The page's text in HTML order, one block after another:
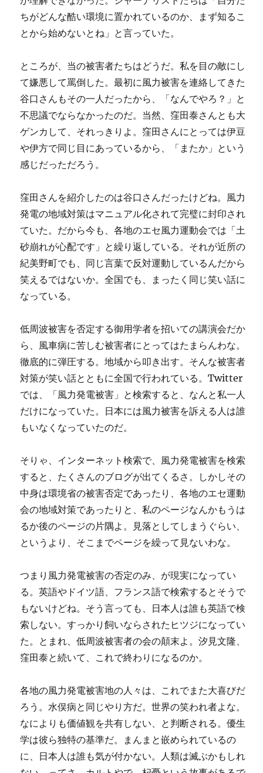
ちがどんな酷い環境に置かれているのか、まず知るこ
とから始めないとね」と言っていた。
ところが、当の被害者たちはどうだ。私を目の敵にし
て嫌悪して罵倒した。最初に風力被害を連絡してきた
谷口さんもその一人だったから、「なんでやろ？」と
不思議でならなかったのだ。当然、窪田泰さんとも大
ゲンカして、それっきりよ。窪田さんにとっては伊豆
や伊方で同じ目にあっているから、「またか」という
感じだっただろう。
窪田さんを紹介したのは谷口さんだったけどね。風力
発電の地域対策はマニュアル化されて完璧に封印され
ていた。だから今も、各地のエセ風力運動会では「土
砂崩れが心配です」と繰り返している。それが近所の
紀美野町でも、同じ言葉で反対運動しているんだから
笑えるではないか。全国でも、まったく同じ笑い話に
なっている。
低周波被害を否定する御用学者を招いての講演会だか
ら、風車病に苦しむ被害者にとってはたまらんわな。
徹底的に弾圧する。地域から叩き出す。そんな被害者
対策が笑い話とともに全国で行われている。Twitter
では、「風力発電被害」と検索すると、なんと私一人
だけになっていた。日本には風力被害を訴える人は誰
もいなくなっていたのだ。
そりゃ、インターネット検索で、風力発電被害を検索
すると、たくさんのブログが出てくるさ。しかしその
中身は環境省の被害否定であったり、各地のエセ運動
会の地域対策であったりと、私のページなんかもうは
るか後のページの片隅よ。見落としてしまうぐらい、
というより、そこまでページを繰って見ないわな。
つまり風力発電被害の否定のみ、が現実になってい
る。英語やドイツ語、フランス語で検索するとそうで
もないけどね。そう言っても、日本人は誰も英語で検
索しない。すっかり飼いならされたヒツジになってい
た。とまれ、低周波被害者の会の顛末よ。汐見文隆、
窪田泰と続いて、これで終わりになるのか。
各地の風力発電被害地の人々は、これでまた大喜びだ
ろう。水俣病と同じやり方だ。世界の笑われ者よな。
なによりも価値観を共有しない、と判断される。優生
学は彼ら独特の基準だ。まんまと嵌められているの
に、日本人は誰も気が付かない。人類は滅ぶかもしれ